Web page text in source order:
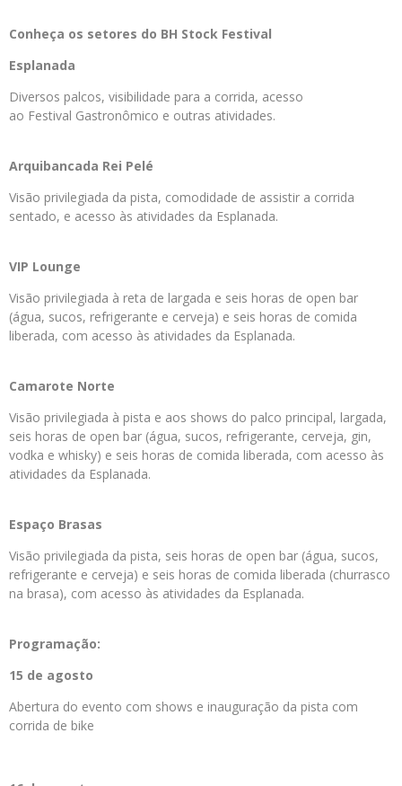
Conheça os setores do BH Stock Festival
Esplanada
Diversos palcos, visibilidade para a corrida, acesso
ao Festival Gastronômico e outras atividades.
Arquibancada Rei Pelé
Visão privilegiada da pista, comodidade de assistir a corrida
sentado, e acesso às atividades da Esplanada.
VIP Lounge
Visão privilegiada à reta de largada e seis horas de open bar
(água, sucos, refrigerante e cerveja) e seis horas de comida
liberada, com acesso às atividades da Esplanada.
Camarote Norte
Visão privilegiada à pista e aos shows do palco principal, largada,
seis horas de open bar (água, sucos, refrigerante, cerveja, gin,
vodka e whisky) e seis horas de comida liberada, com acesso às
atividades da Esplanada.
Espaço Brasas
Visão privilegiada da pista, seis horas de open bar (água, sucos,
refrigerante e cerveja) e seis horas de comida liberada (churrasco
na brasa), com acesso às atividades da Esplanada.
Programação:
15 de agosto
Abertura do evento com shows e inauguração da pista com
corrida de bike